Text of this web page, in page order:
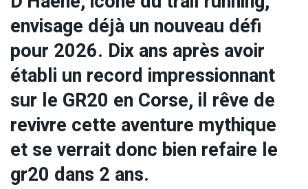
envisage déjà un nouveau défi
pour 2026. Dix ans après avoir
établi un record impressionnant
sur le GR20 en Corse, il rêve de
revivre cette aventure mythique
et se verrait donc bien refaire le
gr20 dans 2 ans.